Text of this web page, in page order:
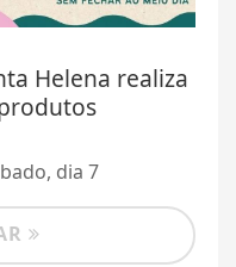
Helena realiza
dia 7